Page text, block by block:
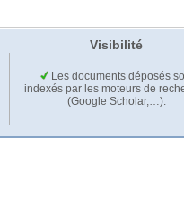
Visibilité
Les documents déposés
indexés par les moteurs de
(Google Scholar,…).